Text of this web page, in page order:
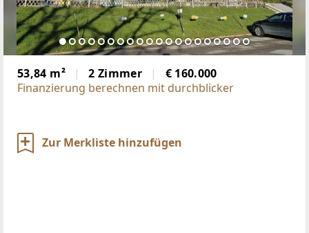
53,84 m² 2 Zimmer
€ 160.000
Finanzierung berechnen mit durchblicker
Zur Merkliste hinzufügen